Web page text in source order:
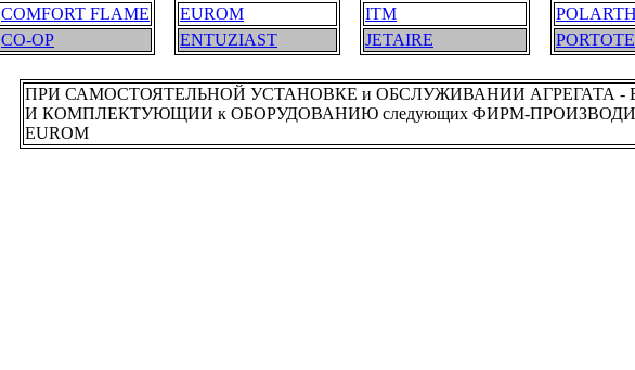
COMFORT FLAME
CO-OP
EUROM
ENTUZIAST
ITM
JETAIRE
ПРИ САМОСТОЯТЕЛЬНОЙ УСТАНОВКЕ и ОБСЛУЖИВАНИИ АГРЕГАТА
И КОМПЛЕКТУЮЩИИ к ОБОРУДОВАНИЮ следующих ФИРМ-
EUROM